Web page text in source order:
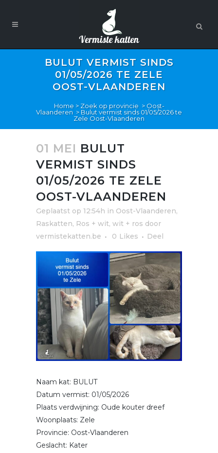
BULUT VERMIST SINDS
01/05/2026 TE ZELE
OOST-VLAANDEREN
Home>Zoek op provincie >Oost-
Vlaanderen >Bulut vermist sinds 01/05/2026 te
Zele Oost-Vlaanderen
01 MEI BULUT
VERMIST SINDS
01/05/2026 TE ZELE
OOST-VLAANDEREN
Geplaatst op 12:54h in Oost-Vlaanderen,
Raskatten, Ros + wit, wit + ros door
vermistekatten.be
0 Likes Deel
Naam kat: BULUT
Datum vermist: 01/05/2026
Plaats verdwijning: Oude kouter dreef
Woonplaats: Zele
Provincie: Oost-Vlaanderen
Geslacht: Kater